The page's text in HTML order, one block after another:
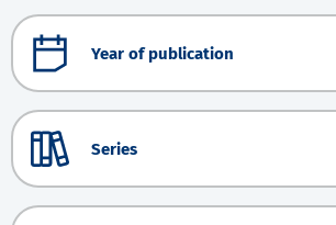
Year of publication
Series